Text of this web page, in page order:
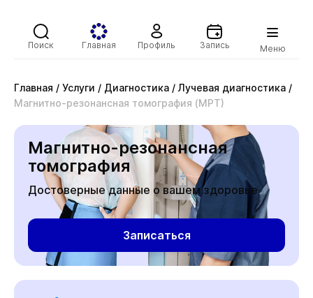
Поиск Главная Профиль Запись Меню
Главная / Услуги / Диагностика / Лучевая диагностика /
Магнитно-резонансная томография (МРТ)
Магнитно-резонансная
томография
Достоверные данные о вашем здоровье
Записаться